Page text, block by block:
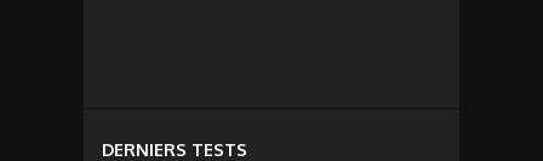
DERNIERS TESTS